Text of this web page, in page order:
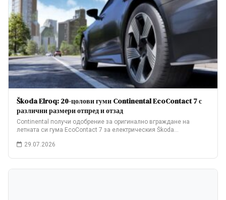
Škoda Elroq: 20-цолови гуми Continental EcoContact 7 с
различни размери отпред и отзад
Continental получи одобрение за оригинално вграждане на
летната си гума EcoContact 7 за електрическия Škoda…
29.07.2026